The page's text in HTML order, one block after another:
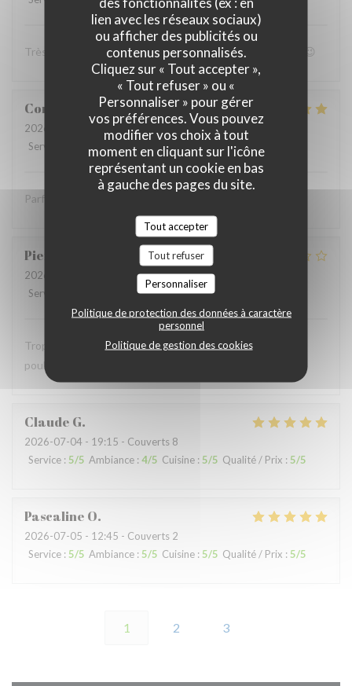
lien avec les réseaux sociaux)
ou afficher des publicités ou
contenus personnalisés.
Cliquez sur « Tout accepter »,
« Tout refuser » ou «
Personnaliser » pour gérer
vos préférences. Vous pouvez
modifier vos choix à tout
moment en cliquant sur l'icône
représentant un cookie en bas
à gauche des pages du site.
Tout accepter
Tout refuser
Personnaliser
Politique de protection des données à caractère
personnel
Politique de gestion des cookies
Très bon accueil et patron super sympa Personnel au top😉
Coralie
2026-07-05
- 12:15 - Couverts 4
Service
Ambiance: Cuisine Qualité / Prix
Parfait comme toujours !
Pierre
2026-07-05
- 12:30 - Couverts 9
Service
:1/5 Cuisine:2/5
Trop bruyant Impossible de parler Salade Caesar avec du
poulet chaud …
Claude G
2026-07-04 - 19:15 - Couverts 8
Service : 5/5 Ambiance : 4/5 Cuisine : 5/5 Qualité / Prix : 5/5
Pascaline O
2026-07-05 - 12:45 - Couverts 2
Service : 5/5 Ambiance : 5/5 Cuisine : 5/5 Qualité / Prix : 5/5
1 2 3